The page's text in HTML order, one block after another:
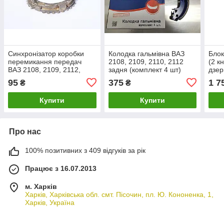
Синхронізатор коробки
перемикання передач
ВАЗ 2108, 2109, 2112,
передачі
95 ₴
Купити
Колодка гальмівна ВАЗ
2108, 2109, 2110, 2112
задня (комплект 4 шт)
Престиж)
375₴
Купити
(2
1
Про нас
100% позитивних з 409 відгуків за рік
Працює з 16.07.2013
м. Харків
Харків, Харківська обл. смт. Пісочин, пл. Ю. Кононенка, 1,
Харків, Україна